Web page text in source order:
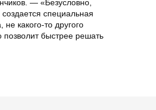
— «Безусловно,
специальная
какого-то другого
быстрее решать